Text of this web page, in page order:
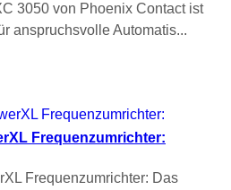
3050 von Phoenix Contact ist
anspruchsvolle Automatis...
Frequenzumrichter:
Frequenzumrichter: Das